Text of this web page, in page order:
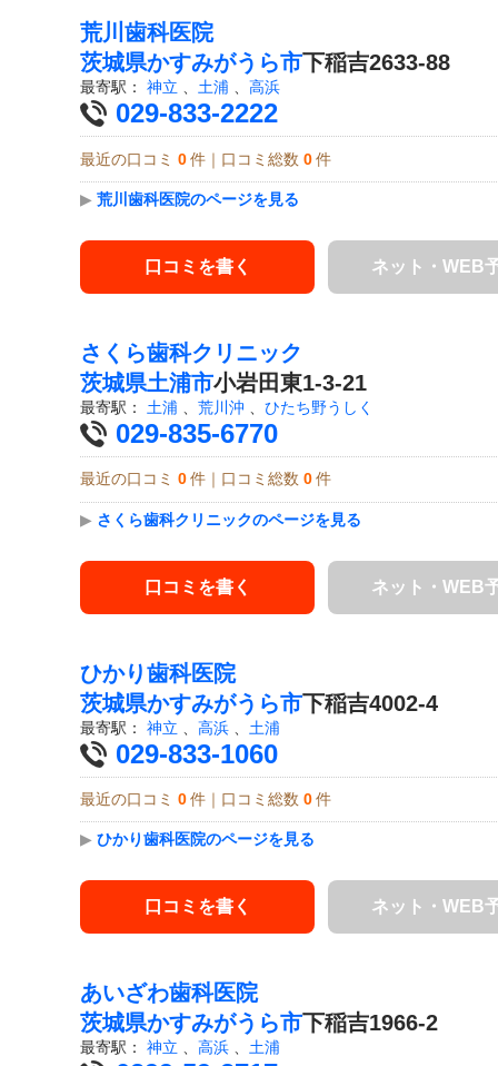
荒川歯科医院
茨城県かすみがうら市下稲吉2633-88
最寄駅： 神立 土浦 高浜
029-833-2222
最近の口コミ 0 件｜口コミ総数 0 件
▶ 荒川歯科医院のページを見る
口コミを書く ネット・WEB
さくら歯科クリニック
茨城県土浦市小岩田東1-3-21
最寄駅： 土浦 荒川沖 ひたち野うしく
029-835-6770
最近の口コミ 0 件｜口コミ総数 0 件
▶ さくら歯科クリニックのページを見る
口コミを書く ネット・WEB
ひかり歯科医院
茨城県かすみがうら市下稲吉4002-4
最寄駅： 神立 高浜 土浦
029-833-1060
最近の口コミ 0 件｜口コミ総数 0 件
▶ ひかり歯科医院のページを見る
口コミを書く ネット・WEB
あいざわ歯科医院
茨城県かすみがうら市下稲吉1966-2
最寄駅： 神立 、 高浜 、 土浦